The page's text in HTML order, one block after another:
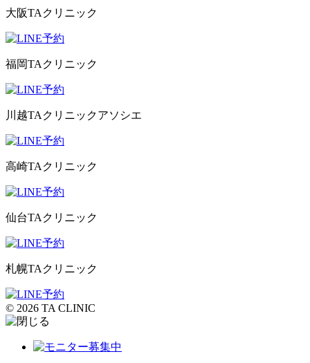
大阪TAクリニック
福岡TAクリニック
川越TAクリニックアソシエ
高崎TAクリニック
仙台TAクリニック
札幌TAクリニック
© 2026 TA CLINIC